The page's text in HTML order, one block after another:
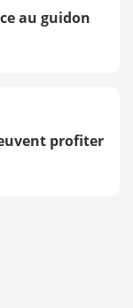
au guidon
profiter